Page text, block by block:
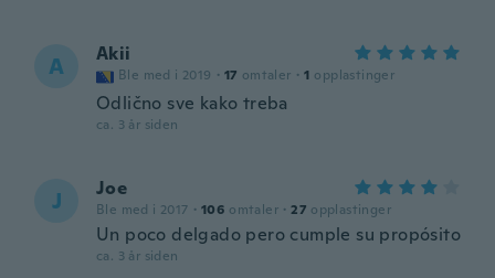
A Akii
Ble med i 2019 · 17 omtaler · 1 opplastinger
Odlično sve kako treba
ca. 3 år siden
J Joe
Ble med i 2017 · 106 omtaler · 27 opplastinger
Un poco delgado pero cumple su propósito
ca. 3 år siden